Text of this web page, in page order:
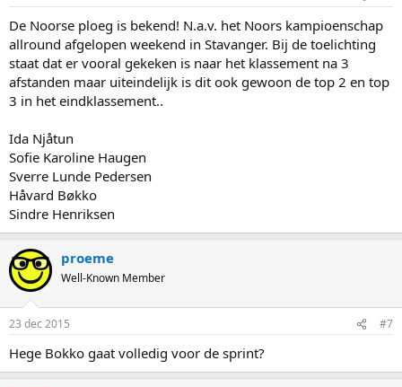
De Noorse ploeg is bekend! N.a.v. het Noors kampioenschap
allround afgelopen weekend in Stavanger. Bij de toelichting
staat dat er vooral gekeken is naar het klassement na 3
afstanden maar uiteindelijk is dit ook gewoon de top 2 en top
3 in het eindklassement..
Ida Njåtun
Sofie Karoline Haugen
Sverre Lunde Pedersen
Håvard Bøkko
Sindre Henriksen
proeme
Well-Known Member
23 dec 2015 #7
Hege Bokko gaat volledig voor de sprint?